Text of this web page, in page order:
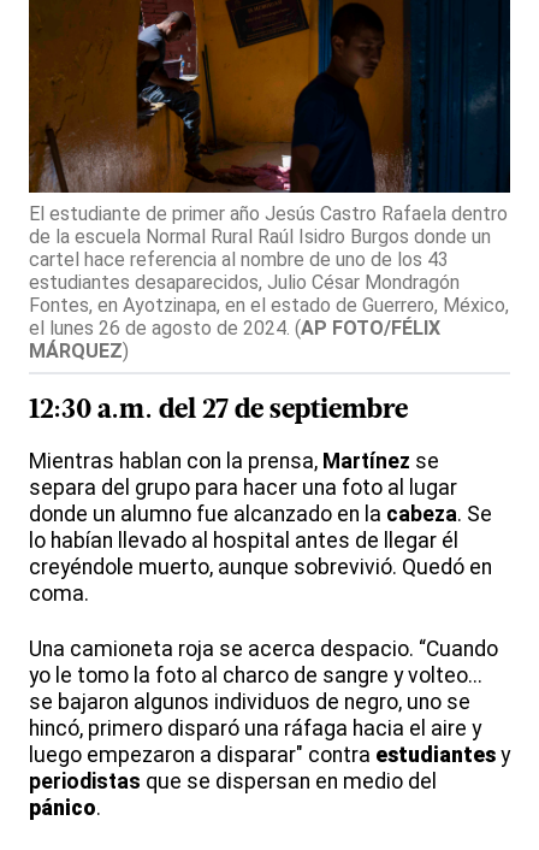
El estudiante de primer año Jesús Castro Rafaela dentro
de la escuela Normal Rural Raúl Isidro Burgos donde un
cartel hace referencia al nombre de uno de los 43
estudiantes desaparecidos, Julio César Mondragón
Fontes, en Ayotzinapa, en el estado de Guerrero, México,
el lunes 26 de agosto de 2024. (AP FOTO/FÉLIX
MÁRQUEZ)
12:30 a.m. del 27 de septiembre
Mientras hablan con la prensa, Martínez se
separa del grupo para hacer una foto al lugar
donde un alumno fue alcanzado en la cabeza. Se
lo habían llevado al hospital antes de llegar él
creyéndole muerto, aunque sobrevivió. Quedó en
coma.
Una camioneta roja se acerca despacio. “Cuando
yo le tomo la foto al charco de sangre y volteo...
se bajaron algunos individuos de negro, uno se
hincó, primero disparó una ráfaga hacia el aire y
luego empezaron a disparar" contra estudiantes y
periodistas que se dispersan en medio del
pánico.